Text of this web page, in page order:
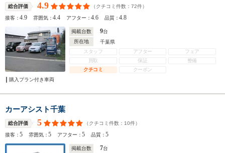
総合評価 4.9 （クチコミ件数： 72件）
接客：4.9 雰囲気：4.4 アフター：4.6 品質：4.8
掲載台数 9台
所在地
千葉県
スタッフ
アフター
フェア
買取
保証
整備
クチコミ
クーポン
購入プラン付き車両
カーアシスト千葉
総合評価 5 （クチコミ件数： 10件）
接客：5 雰囲気：5 アフター：5 品質：5
掲載台数 7台